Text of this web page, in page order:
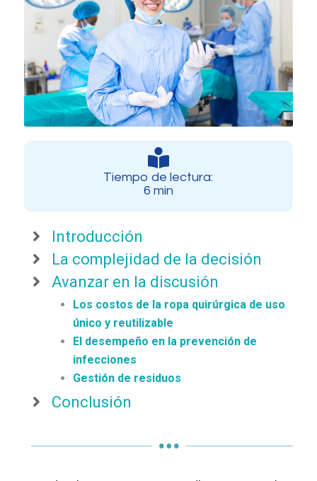
Tiempo de lectura:
6 min
Introducción
La complejidad de la decisión
Avanzar en la discusión
Los costos de la ropa quirúrgica de uso
único y reutilizable
El desempeño en la prevención de
infecciones
Gestión de residuos
Conclusión